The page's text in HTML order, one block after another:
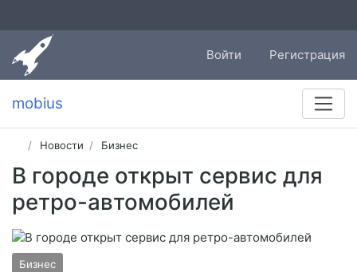
Войти Регистрация
mobius
Новости Бизнес
В городе открыт сервис для
ретро-автомобилей
Бизнес